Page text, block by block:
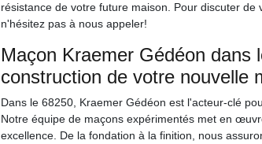
résistance de votre future maison. Pour discuter
n'hésitez pas à nous appeler!
Maçon Kraemer Gédéon dans
construction de votre nouvelle
Dans le 68250, Kraemer Gédéon est l'acteur-clé
Notre équipe de maçons expérimentés met en
excellence. De la fondation à la finition, nous